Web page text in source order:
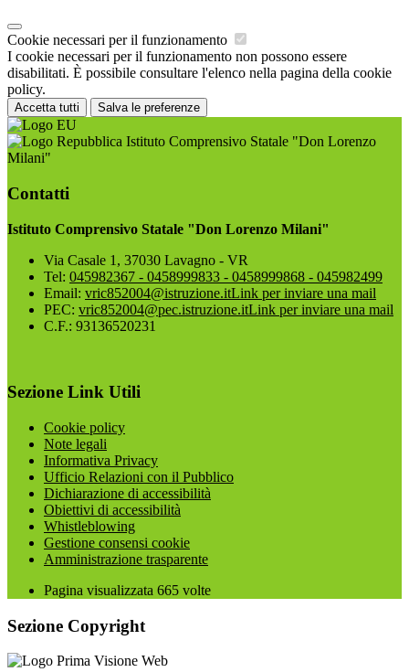
Cookie necessari per il funzionamento
I cookie necessari per il funzionamento non possono essere
disabilitati. È possibile consultare l'elenco nella pagina della cookie
policy.
Accetta tutti Salva le preferenze
Istituto Comprensivo Statale "Don Lorenzo
Milani"
Contatti
Istituto Comprensivo Statale "Don Lorenzo Milani"
Via Casale 1, 37030 Lavagno - VR
Tel: 045982367 - 0458999833 - 0458999868 - 045982499
Email: vric852004@istruzione.itLink per inviare una mail
PEC: vric852004@pec.istruzione.itLink per inviare una mail
C.F.: 93136520231
Sezione Link Utili
Cookie policy
Note legali
Informativa Privacy
Ufficio Relazioni con il Pubblico
Dichiarazione di accessibilità
Obiettivi di accessibilità
Whistleblowing
Gestione consensi cookie
Amministrazione trasparente
Pagina visualizzata 665 volte
Sezione Copyright